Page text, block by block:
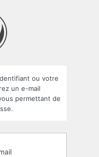
ou votre
un e-mail
permettant de